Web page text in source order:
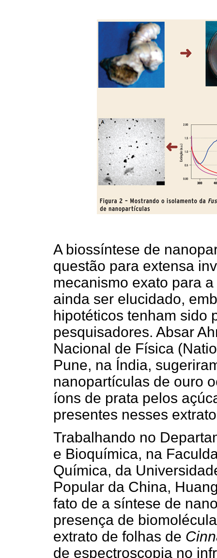
A biossíntese de
questão para extensa
mecanismo exato para
ainda ser elucidado,
hipotéticos tenham sido
pesquisadores. Absar
Nacional de Física
Pune, na Índia,
nanopartículas de ouro
íons de prata pelos
presentes nesses
Trabalhando no
e Bioquímica, na
Química, da
Popular da China,
fato de a síntese de
presença de
extrato de folhas de
de espectroscopia no